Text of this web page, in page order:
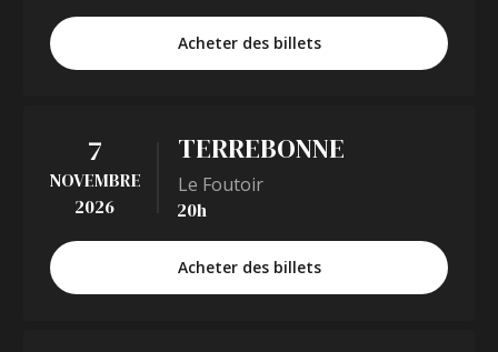
Acheter des billets
7
NOVEMBRE
2026
TERREBONNE
Le Foutoir
20h
Acheter des billets